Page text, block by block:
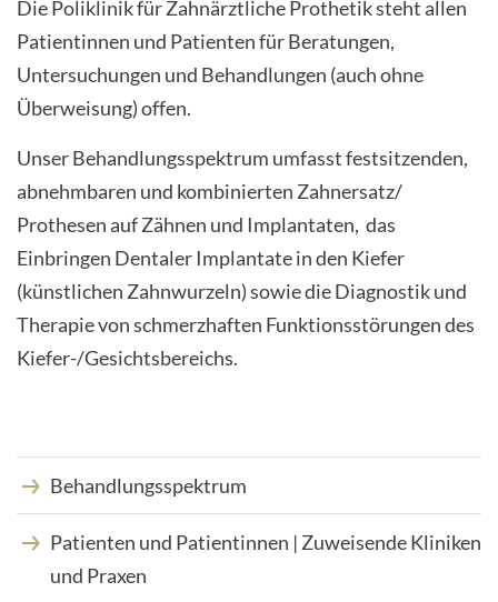
KARRIERE
KONTAKT
INTERNATIONALE PATIENTEN
PRESSE
Die Poliklinik für Zahnärztliche Prothetik steht allen
Patientinnen und Patienten für Beratungen,
Untersuchungen und Behandlungen (auch ohne
Überweisung) offen.
Unser Behandlungsspektrum umfasst festsitzenden,
abnehmbaren und kombinierten Zahnersatz/
Prothesen auf Zähnen und Implantaten, das
Einbringen Dentaler Implantate in den Kiefer
(künstlichen Zahnwurzeln) sowie die Diagnostik und
Therapie von schmerzhaften Funktionsstörungen des
Kiefer-/Gesichtsbereichs.
Behandlungsspektrum
Patienten und Patientinnen | Zuweisende Kliniken
und Praxen